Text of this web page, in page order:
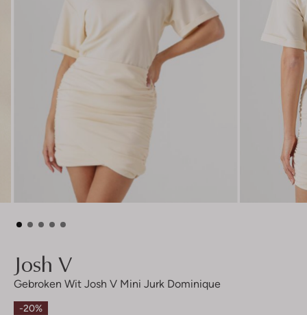
Josh V
Gebroken Wit Josh V Mini Jurk Dominique
-20%